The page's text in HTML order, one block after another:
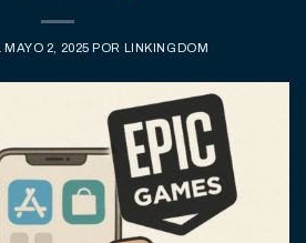
MAYO 2, 2025 POR LINKINGDOM